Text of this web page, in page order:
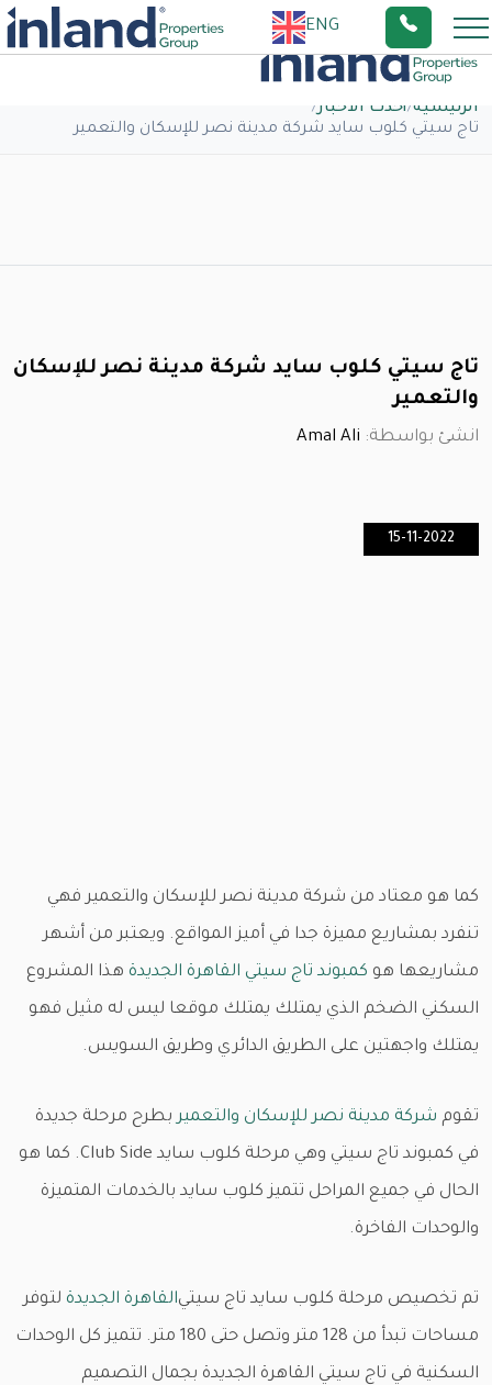
ENG
الرئيسية/أحدث الاخبار/
تاج سيتي كلوب سايد شركة مدينة نصر للإسكان والتعمير
تاج سيتي كلوب سايد شركة مدينة نصر للإسكان
والتعمير
انشئ بواسطة: Amal Ali
15-11-2022
كما هو معتاد من شركة مدينة نصر للإسكان والتعمير فهي
تنفرد بمشاريع مميزة جدا في أميز المواقع. ويعتبر من أشهر
مشاريعها هو كمبوند تاج سيتي القاهرة الجديدة هذا المشروع
السكني الضخم الذي يمتلك يمتلك موقعا ليس له مثيل فهو
يمتلك واجهتين على الطريق الدائري وطريق السويس.
تقوم شركة مدينة نصر للإسكان والتعميربطرح مرحلة جديدة
في كمبوند تاج سيتي وهي مرحلة كلوب سايد Club Side. كما هو
الحال في جميع المراحل تتميز كلوب سايد بالخدمات المتميزة
والوحدات الفاخرة.
تم تخصيص مرحلة كلوب سايد تاج سيتيالقاهرة الجديدة لتوفر
مساحات تبدأ من 128 متر وتصل حتى 180 متر. تتميز كل الوحدات
السكنية في تاج سيتي القاهرة الجديدة بجمال التصميم